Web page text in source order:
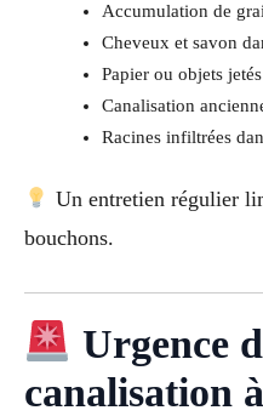
Accumulation de
Cheveux et savon
Papier ou objets
Canalisation
Racines infiltrées
Un entretien régulier
bouchons.
Urgence
canalisation